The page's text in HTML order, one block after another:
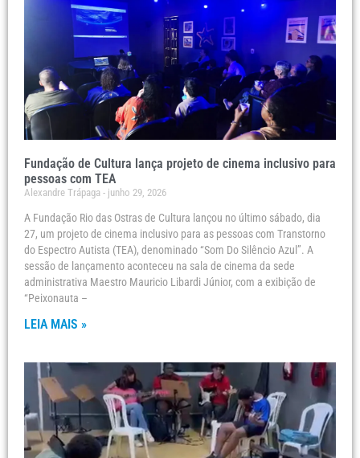
Fundação de Cultura lança projeto de cinema inclusivo para
pessoas com TEA
Alexandre Trápaga junho 29, 2026
A Fundação Rio das Ostras de Cultura lançou no último sábado, dia
27, um projeto de cinema inclusivo para as pessoas com Transtorno
do Espectro Autista (TEA), denominado “Som Do Silêncio Azul”. A
sessão de lançamento aconteceu na sala de cinema da sede
administrativa Maestro Mauricio Libardi Júnior, com a exibição de
“Peixonauta –
LEIA MAIS »